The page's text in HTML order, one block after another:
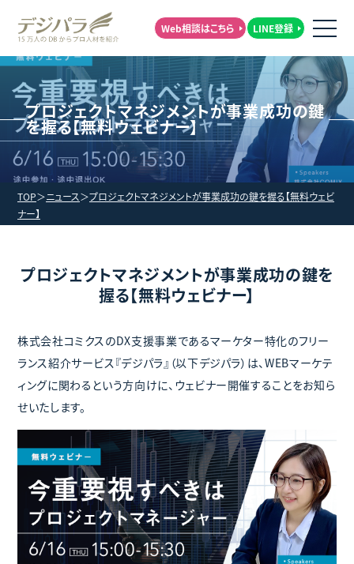
Web相談はこちら LINE登録
プロジェクトマネジメントが事業成功の鍵
を握る【無料ウェビナー】
TOP ニュース
プロジェクトマネジメントが事業成功の鍵を握る【無料ウェビ
ナー】
プロジェクトマネジメントが事業成功の鍵を
握る【無料ウェビナー】
株式会社コミクスのDX支援事業であるマーケター特化のフリー
ランス紹介サービス『デジパラ』（以下デジパラ）は、WEBマーケテ
ィングに関わるという方向けに、ウェビナー開催することをお知ら
せいたします。